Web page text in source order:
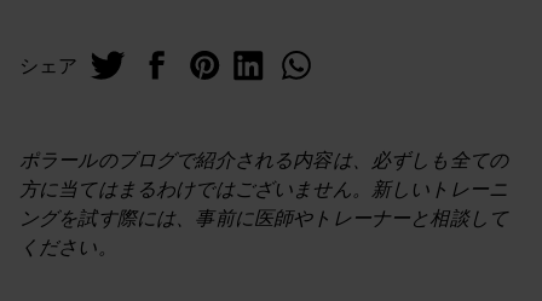
シェア
ポラールのブログで紹介される内容は、必ずしも全ての
方に当てはまるわけではございません。新しいトレーニ
ングを試す際には、事前に医師やトレーナーと相談して
ください。